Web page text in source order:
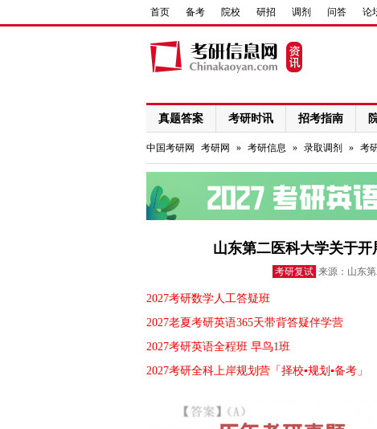
首页 备考 院校 研招 调剂 问答 论
真题答案 考研时讯 招考指南
网络课程
中国考研网 考研网 » 考研信息 » 录取调剂 » 考
山东第二医科大学关于
考研复试 来源：山东
2027考研数学人工答疑班
2027老夏考研英语365天带背答疑伴学营
2027考研英语全程班 早鸟1班
2027考研全科上岸规划营「择校▪规划▪备考」